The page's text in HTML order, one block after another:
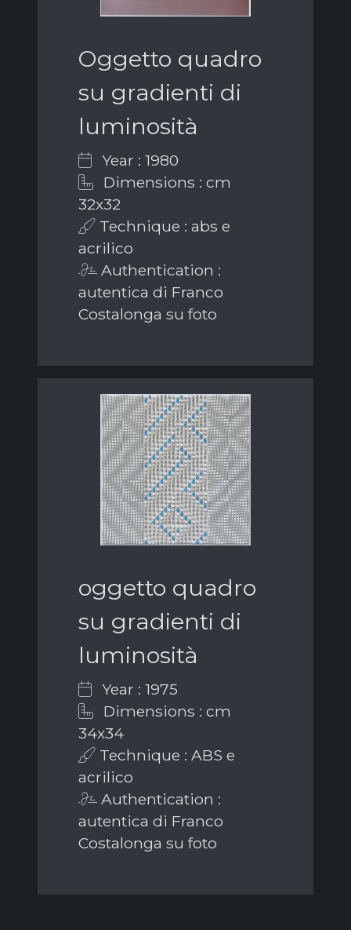
Oggetto quadro
su gradienti di
luminosità
Year : 1980
Dimensions : cm
32x32
Technique : abs e
acrilico
Authentication :
autentica di Franco
Costalonga su foto
oggetto quadro
su gradienti di
luminosità
Year : 1975
Dimensions : cm
34x34
Technique : ABS e
acrilico
Authentication :
autentica di Franco
Costalonga su foto